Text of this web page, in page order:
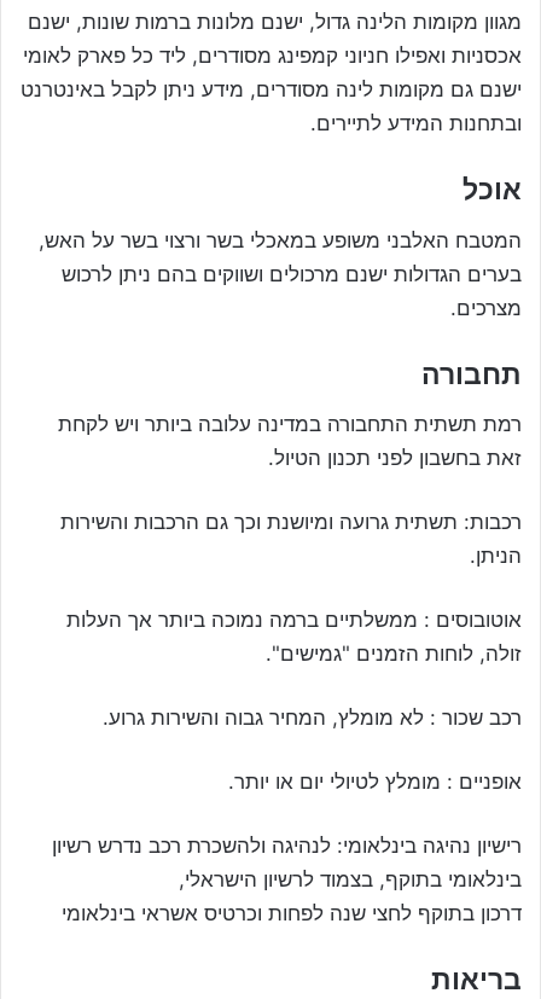
מגוון מקומות הלינה גדול, ישנם מלונות ברמות שונות, ישנם
אכסניות ואפילו חניוני קמפינג מסודרים, ליד כל פארק לאומי
ישנם גם מקומות לינה מסודרים, מידע ניתן לקבל באינטרנט
ובתחנות המידע לתיירים.
אוכל
המטבח האלבני משופע במאכלי בשר ורצוי בשר על האש,
בערים הגדולות ישנם מרכולים ושווקים בהם ניתן לרכוש
מצרכים.
תחבורה
רמת תשתית התחבורה במדינה עלובה ביותר ויש לקחת
זאת בחשבון לפני תכנון הטיול.
רכבות: תשתית גרועה ומיושנת וכך גם הרכבות והשירות
הניתן.
אוטובוסים : ממשלתיים ברמה נמוכה ביותר אך העלות
זולה, לוחות הזמנים "גמישים".
רכב שכור : לא מומלץ, המחיר גבוה והשירות גרוע.
אופניים : מומלץ לטיולי יום או יותר.
רישיון נהיגה בינלאומי: לנהיגה ולהשכרת רכב נדרש רשיון
בינלאומי בתוקף, בצמוד לרשיון הישראלי,
דרכון בתוקף לחצי שנה לפחות וכרטיס אשראי בינלאומי
בריאות